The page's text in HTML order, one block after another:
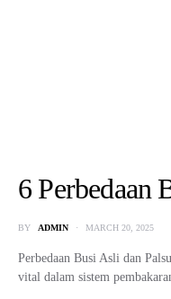
6 Perbedaan
BY ADMIN MARCH 20, 2025
Perbedaan Busi Asli dan
vital dalam sistem